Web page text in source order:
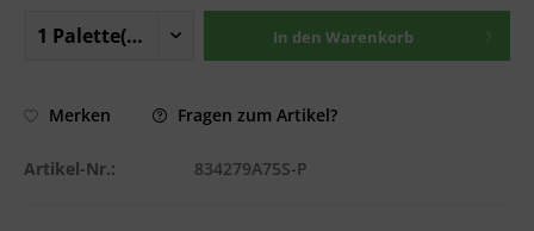
In den Warenkorb
Merken Fragen zum Artikel?
Artikel-Nr.: 834279A75S-P